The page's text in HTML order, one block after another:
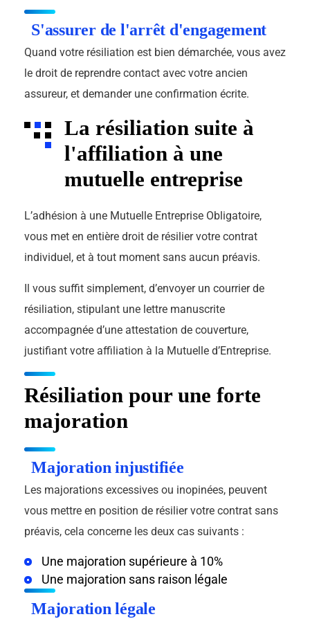
S'assurer de l'arrêt d'engagement
Quand votre résiliation est bien démarchée, vous avez
le droit de reprendre contact avec votre ancien
assureur, et demander une confirmation écrite.
La résiliation suite à
l'affiliation à une
mutuelle entreprise
L’adhésion à une Mutuelle Entreprise Obligatoire,
vous met en entière droit de résilier votre contrat
individuel, et à tout moment sans aucun préavis.
Il vous suffit simplement, d’envoyer un courrier de
résiliation, stipulant une lettre manuscrite
accompagnée d’une attestation de couverture,
justifiant votre affiliation à la Mutuelle d’Entreprise.
Résiliation pour une forte
majoration
Majoration injustifiée
Les majorations excessives ou inopinées, peuvent
vous mettre en position de résilier votre contrat sans
préavis, cela concerne les deux cas suivants :
Une majoration supérieure à 10%
Une majoration sans raison légale
Majoration légale